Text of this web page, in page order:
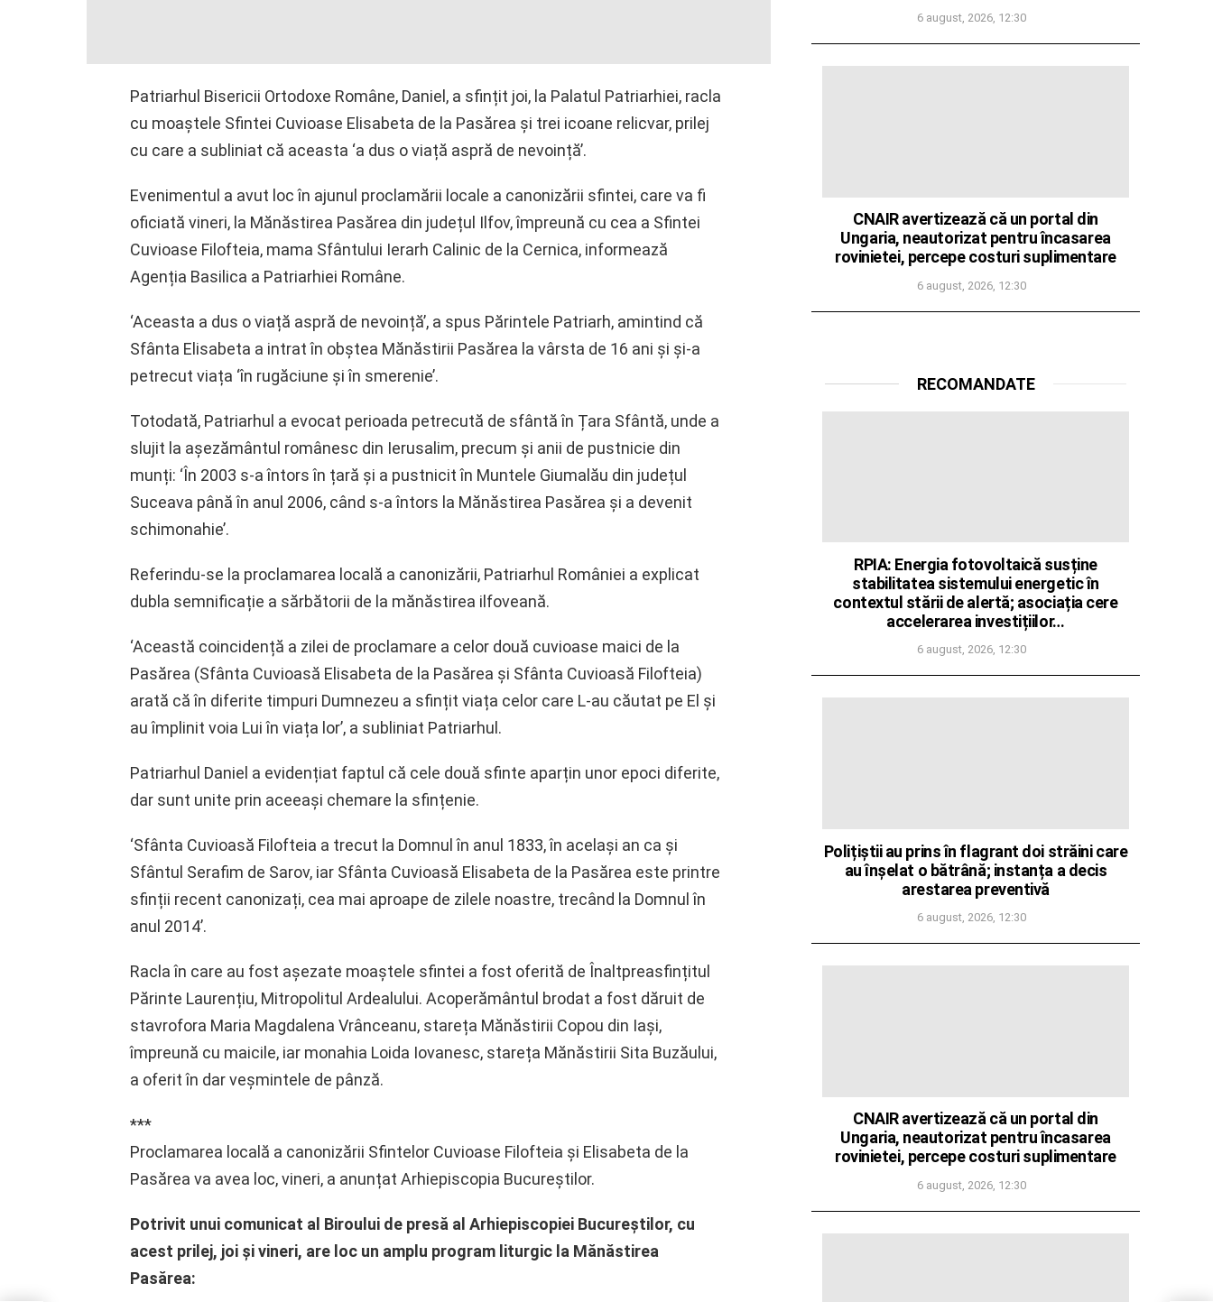
Patriarhul Bisericii Ortodoxe Române, Daniel, a sfințit joi, la Palatul Patriarhiei, racla
cu moaștele Sfintei Cuvioase Elisabeta de la Pasărea și trei icoane relicvar, prilej
cu care a subliniat că aceasta ‘a dus o viață aspră de nevoință’.
Evenimentul a avut loc în ajunul proclamării locale a canonizării sfintei, care va fi
oficiată vineri, la Mănăstirea Pasărea din județul Ilfov, împreună cu cea a Sfintei
Cuvioase Filofteia, mama Sfântului Ierarh Calinic de la Cernica, informează
Agenția Basilica a Patriarhiei Române.
‘Aceasta a dus o viață aspră de nevoință’, a spus Părintele Patriarh, amintind că
Sfânta Elisabeta a intrat în obștea Mănăstirii Pasărea la vârsta de 16 ani și și-a
petrecut viața ‘în rugăciune și în smerenie’.
Totodată, Patriarhul a evocat perioada petrecută de sfântă în Țara Sfântă, unde a
slujit la așezământul românesc din Ierusalim, precum și anii de pustnicie din
munți: ‘În 2003 s-a întors în țară și a pustnicit în Muntele Giumalău din județul
Suceava până în anul 2006, când s-a întors la Mănăstirea Pasărea și a devenit
schimonahie’.
Referindu-se la proclamarea locală a canonizării, Patriarhul României a explicat
dubla semnificație a sărbătorii de la mănăstirea ilfoveană.
‘Această coincidență a zilei de proclamare a celor două cuvioase maici de la
Pasărea (Sfânta Cuvioasă Elisabeta de la Pasărea și Sfânta Cuvioasă Filofteia)
arată că în diferite timpuri Dumnezeu a sfințit viața celor care L-au căutat pe El și
au împlinit voia Lui în viața lor’, a subliniat Patriarhul.
Patriarhul Daniel a evidențiat faptul că cele două sfinte aparțin unor epoci diferite,
dar sunt unite prin aceeași chemare la sfințenie.
‘Sfânta Cuvioasă Filofteia a trecut la Domnul în anul 1833, în același an ca și
Sfântul Serafim de Sarov, iar Sfânta Cuvioasă Elisabeta de la Pasărea este printre
sfinții recent canonizați, cea mai aproape de zilele noastre, trecând la Domnul în
anul 2014’.
Racla în care au fost așezate moaștele sfintei a fost oferită de Înaltpreasfințitul
Părinte Laurențiu, Mitropolitul Ardealului. Acoperământul brodat a fost dăruit de
stavrofora Maria Magdalena Vrânceanu, stareța Mănăstirii Copou din Iași,
împreună cu maicile, iar monahia Loida Iovanesc, stareța Mănăstirii Sita Buzăului,
a oferit în dar veșmintele de pânză.
***
Proclamarea locală a canonizării Sfintelor Cuvioase Filofteia și Elisabeta de la
Pasărea va avea loc, vineri, a anunțat Arhiepiscopia Bucureștilor.
Potrivit unui comunicat al Biroului de presă al Arhiepiscopiei Bucureștilor, cu
acest prilej, joi și vineri, are loc un amplu program liturgic la Mănăstirea
Pasărea:
6 august, 2026, 12:30
CNAIR avertizează că un portal din
Ungaria, neautorizat pentru încasarea
rovinietei, percepe costuri suplimentare
6 august, 2026, 12:30
RECOMANDATE
RPIA: Energia fotovoltaică susține
stabilitatea sistemului energetic în
contextul stării de alertă; asociația cere
accelerarea investițiilor…
6 august, 2026, 12:30
Polițiștii au prins în flagrant doi străini care
au înșelat o bătrână; instanța a decis
arestarea preventivă
6 august, 2026, 12:30
CNAIR avertizează că un portal din
Ungaria, neautorizat pentru încasarea
rovinietei, percepe costuri suplimentare
6 august, 2026, 12:30